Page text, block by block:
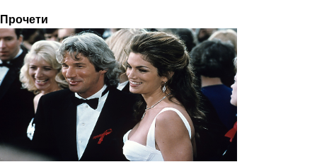
Прочети